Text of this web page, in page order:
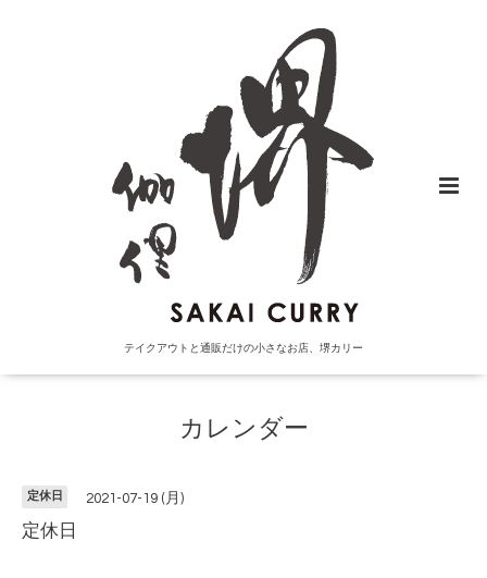
テイクアウトと通販だけの小さなお店、堺カリー
カレンダー
定休日 2021-07-19 (月)
定休日